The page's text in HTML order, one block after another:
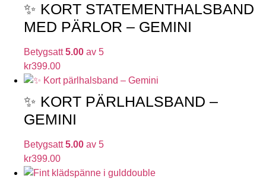
✨ KORT STATEMENTHALSBAND
MED PÄRLOR – GEMINI
Betygsatt5.00 av 5
kr399.00
✨ KORT PÄRLHALSBAND –
GEMINI
Betygsatt5.00 av 5
kr399.00